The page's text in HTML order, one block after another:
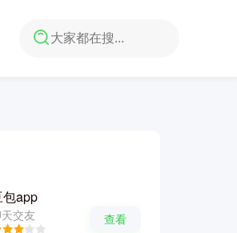
包app
交友 查看